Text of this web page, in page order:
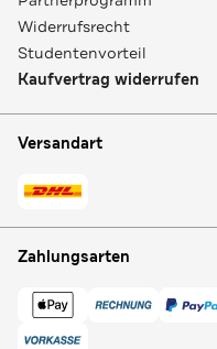
Widerrufsrecht
Studentenvorteil
Kaufvertrag widerrufen
Versandart
Zahlungsarten